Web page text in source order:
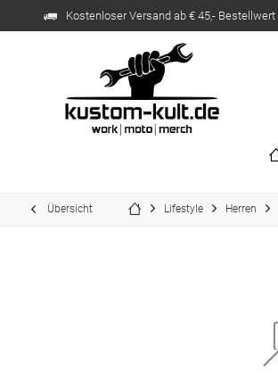
Kostenloser Versand ab € 45,- Bestellwert
Übersicht Lifestyle Herren